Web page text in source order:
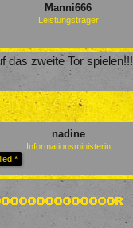
Manni666
Leistungsträger
das zweite Tor spielen!!!
nadine
Informationsministerin
*